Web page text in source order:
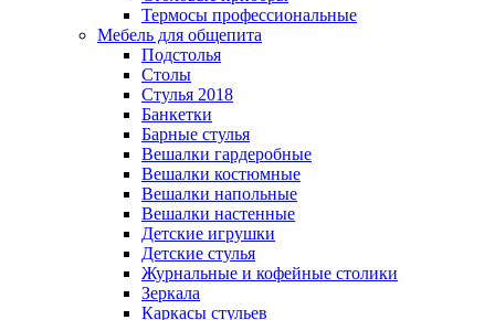
Термосы профессиональные
Мебель для общепита
Подстолья
Столы
Стулья 2018
Банкетки
Барные стулья
Вешалки гардеробные
Вешалки костюмные
Вешалки напольные
Вешалки настенные
Детские игрушки
Детские стулья
Журнальные и кофейные столики
Зеркала
Каркасы стульев